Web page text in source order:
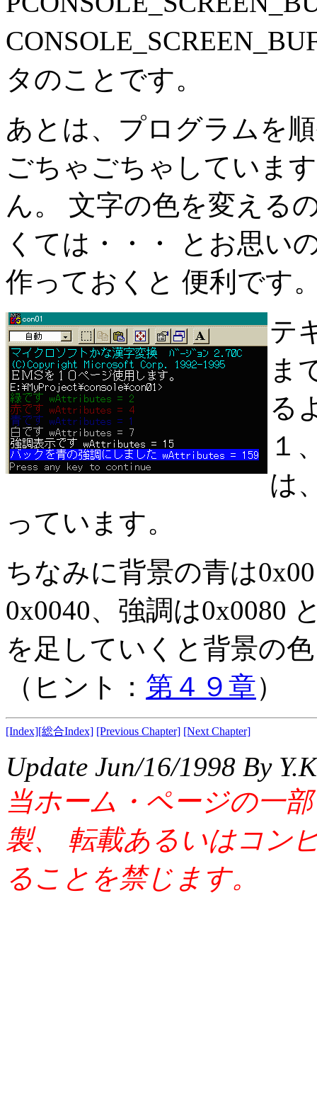
タのことです。
あとは、プログラムを
ごちゃごちゃしていま
ん。 文字の色を変える
くては・・・ とお思い
作っておくと 便利です
テ
ま
る
１
は
っています。
ちなみに背景の青は
0x0040、強調は0x0080
を足していくと背景の
（ヒント： 第４９章）
[Index][総合Index] [Previous Chapter] [Next Chapter]
Update Jun/16/1998 By
当ホーム・ページの一
製、 転載あるいはコン
ることを禁じます。